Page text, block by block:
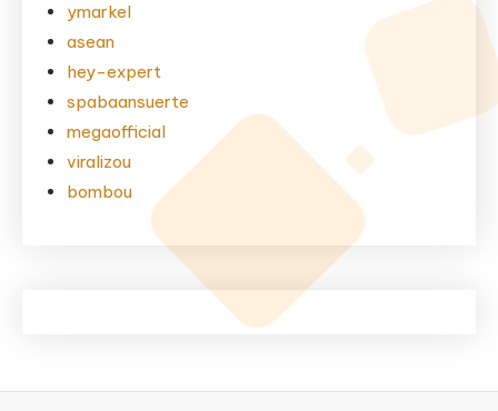
ymarkel
asean
hey-expert
spabaansuerte
megaofficial
viralizou
bombou